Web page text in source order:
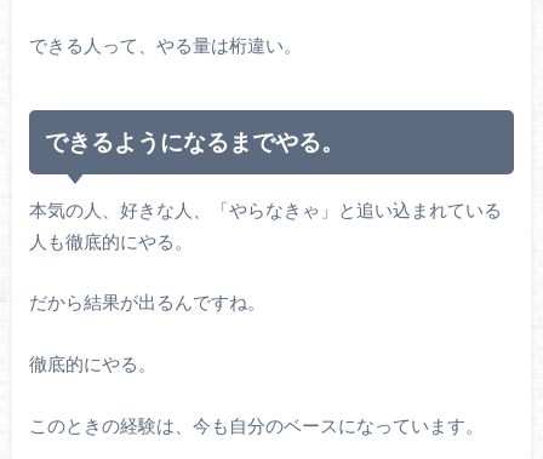
できる人って、やる量は桁違い。
できるようになるまでやる。
本気の人、好きな人、「やらなきゃ」と追い込まれている
人も徹底的にやる。
だから結果が出るんですね。
徹底的にやる。
このときの経験は、今も自分のベースになっています。